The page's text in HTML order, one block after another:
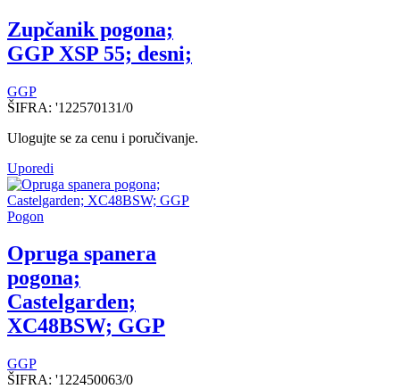
Zupčanik pogona;
GGP XSP 55; desni;
GGP
ŠIFRA: '122570131/0
Ulogujte se za cenu i poručivanje.
Uporedi
Pogon
Opruga spanera
pogona;
Castelgarden;
XC48BSW; GGP
GGP
ŠIFRA: '122450063/0